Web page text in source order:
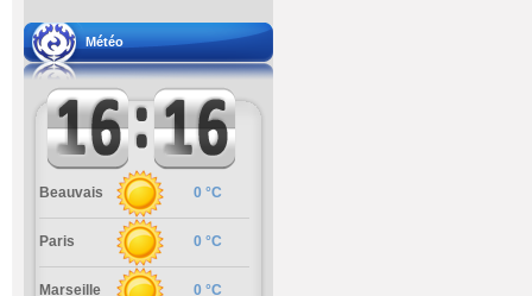
Météo
Beauvais 0 °C
Paris 0 °C
Marseille 0 °C